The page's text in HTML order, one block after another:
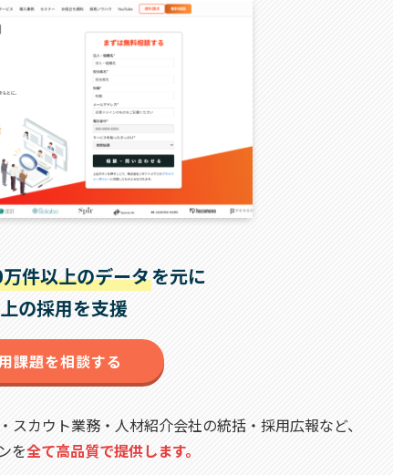
件以上のデータを元に
の採用を支援
課題を相談する
カウト業務・人材紹介会社の統括・採用広報など、
を全て高品質で提供します。